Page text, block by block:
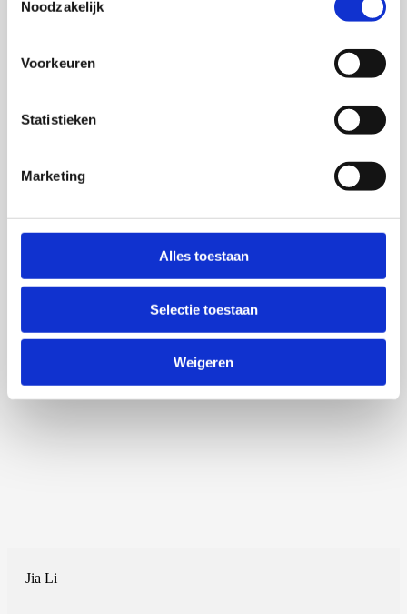
Noodzakelijk
Voorkeuren
Statistieken
Marketing
Alles toestaan
Selectie toestaan
Weigeren
Jia Li